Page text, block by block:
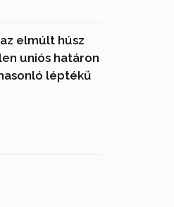
elmúlt húsz
uniós határon
léptékű